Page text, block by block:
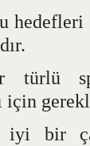
hedefleri
türlü
için
iyi bir